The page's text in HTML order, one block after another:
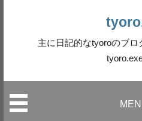
主に日記的なtyoroのブロ